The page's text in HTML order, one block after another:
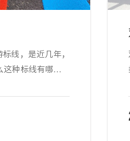
线，是近几年，
种标线有哪些特
，但由于热熔标